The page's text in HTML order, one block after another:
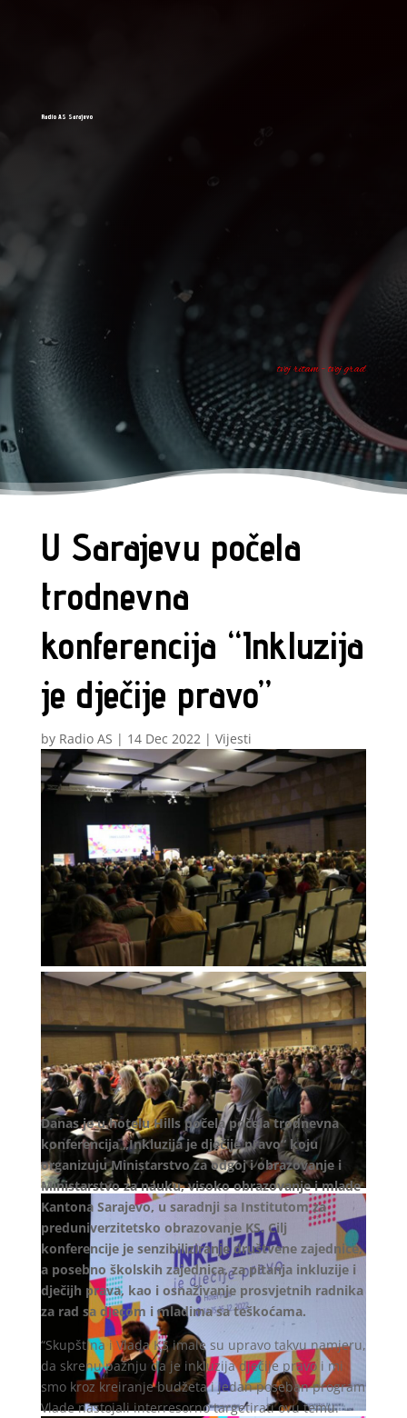
Radio AS Sarajevo
tvoj ritam - tvoj grad
U Sarajevu počela
trodnevna
konferencija “Inkluzija
je dječije pravo”
by Radio AS | 14 Dec 2022 | Vijesti
Danas je u hotelu Hills počela počela trodnevna
konferencija „Inkluzija je dječije pravo“ koju
organizuju Ministarstvo za odgoj i obrazovanje i
Ministarstvo za nauku, visoko obrazovanje i mlade
Kantona Sarajevo, u saradnji sa Institutom za
preduniverzitetsko obrazovanje KS. Cilj
konferencije je senzibiliziranje društvene zajednice,
a posebno školskih zajednica, za pitanja inkluzije i
dječijh prava, kao i osnaživanje prosvjetnih radnika
za rad sa djecom i mladima sa teškoćama.
“Skupština i Vlada KS imale su upravo takvu namjeru,
da skrenu pažnju da je inkluzija dječije pravo i mi
smo kroz kreiranje budžeta i jedan poseban program
Vlade nastojali interresorno targetirati ovu temu.